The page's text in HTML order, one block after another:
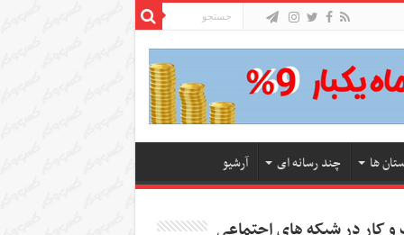
ها چند رسانه ای آرشیو